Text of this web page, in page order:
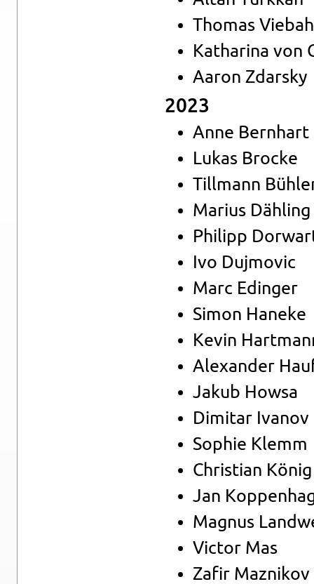
Tho­mas
Ka­tha­ri­na von
Aaron Zdar­s­ky
2023
Anne Bern­hart
Lukas Bro­cke
Till­mann
Ma­ri­us Däh­ling
Phil­ipp
Ivo Du­j­mo­vic
Marc Edin­ger
Simon Ha­n­eke
Kevin
Alex­an­der
Jakub Howsa
Di­mitar Iva­nov
So­phie Klemm
Chris­ti­an König
Jan
Ma­gnus
Vic­tor Mas
Zafir Maz­ni­kov